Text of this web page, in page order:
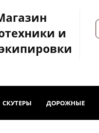
и
СКУТЕРЫ ДОРОЖНЫЕ